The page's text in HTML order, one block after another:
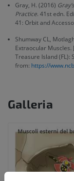
Gray, H. (2016)
Practice. 41st edn.
41: Orbit and
Shumway CL,
Extraocular
Treasure Island (FL):
from: https://
Galleria